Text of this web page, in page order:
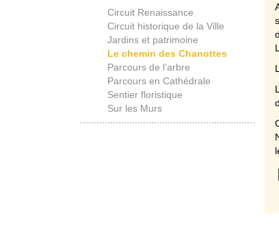
Circuit Renaissance
Circuit historique de la Ville
Jardins et patrimoine
Le chemin des Chanottes
Parcours de l’arbre
Parcours en Cathédrale
Sentier floristique
Sur les Murs